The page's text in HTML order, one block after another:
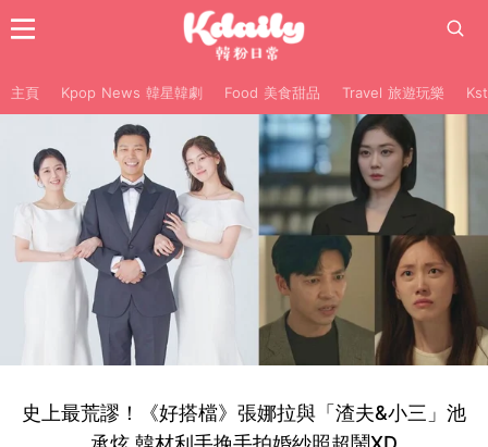
主頁 Kpop News 韓星韓劇 Food 美食甜品 Travel 旅遊玩樂
史上最荒謬！《好搭檔》張娜拉與「渣夫&小三」池